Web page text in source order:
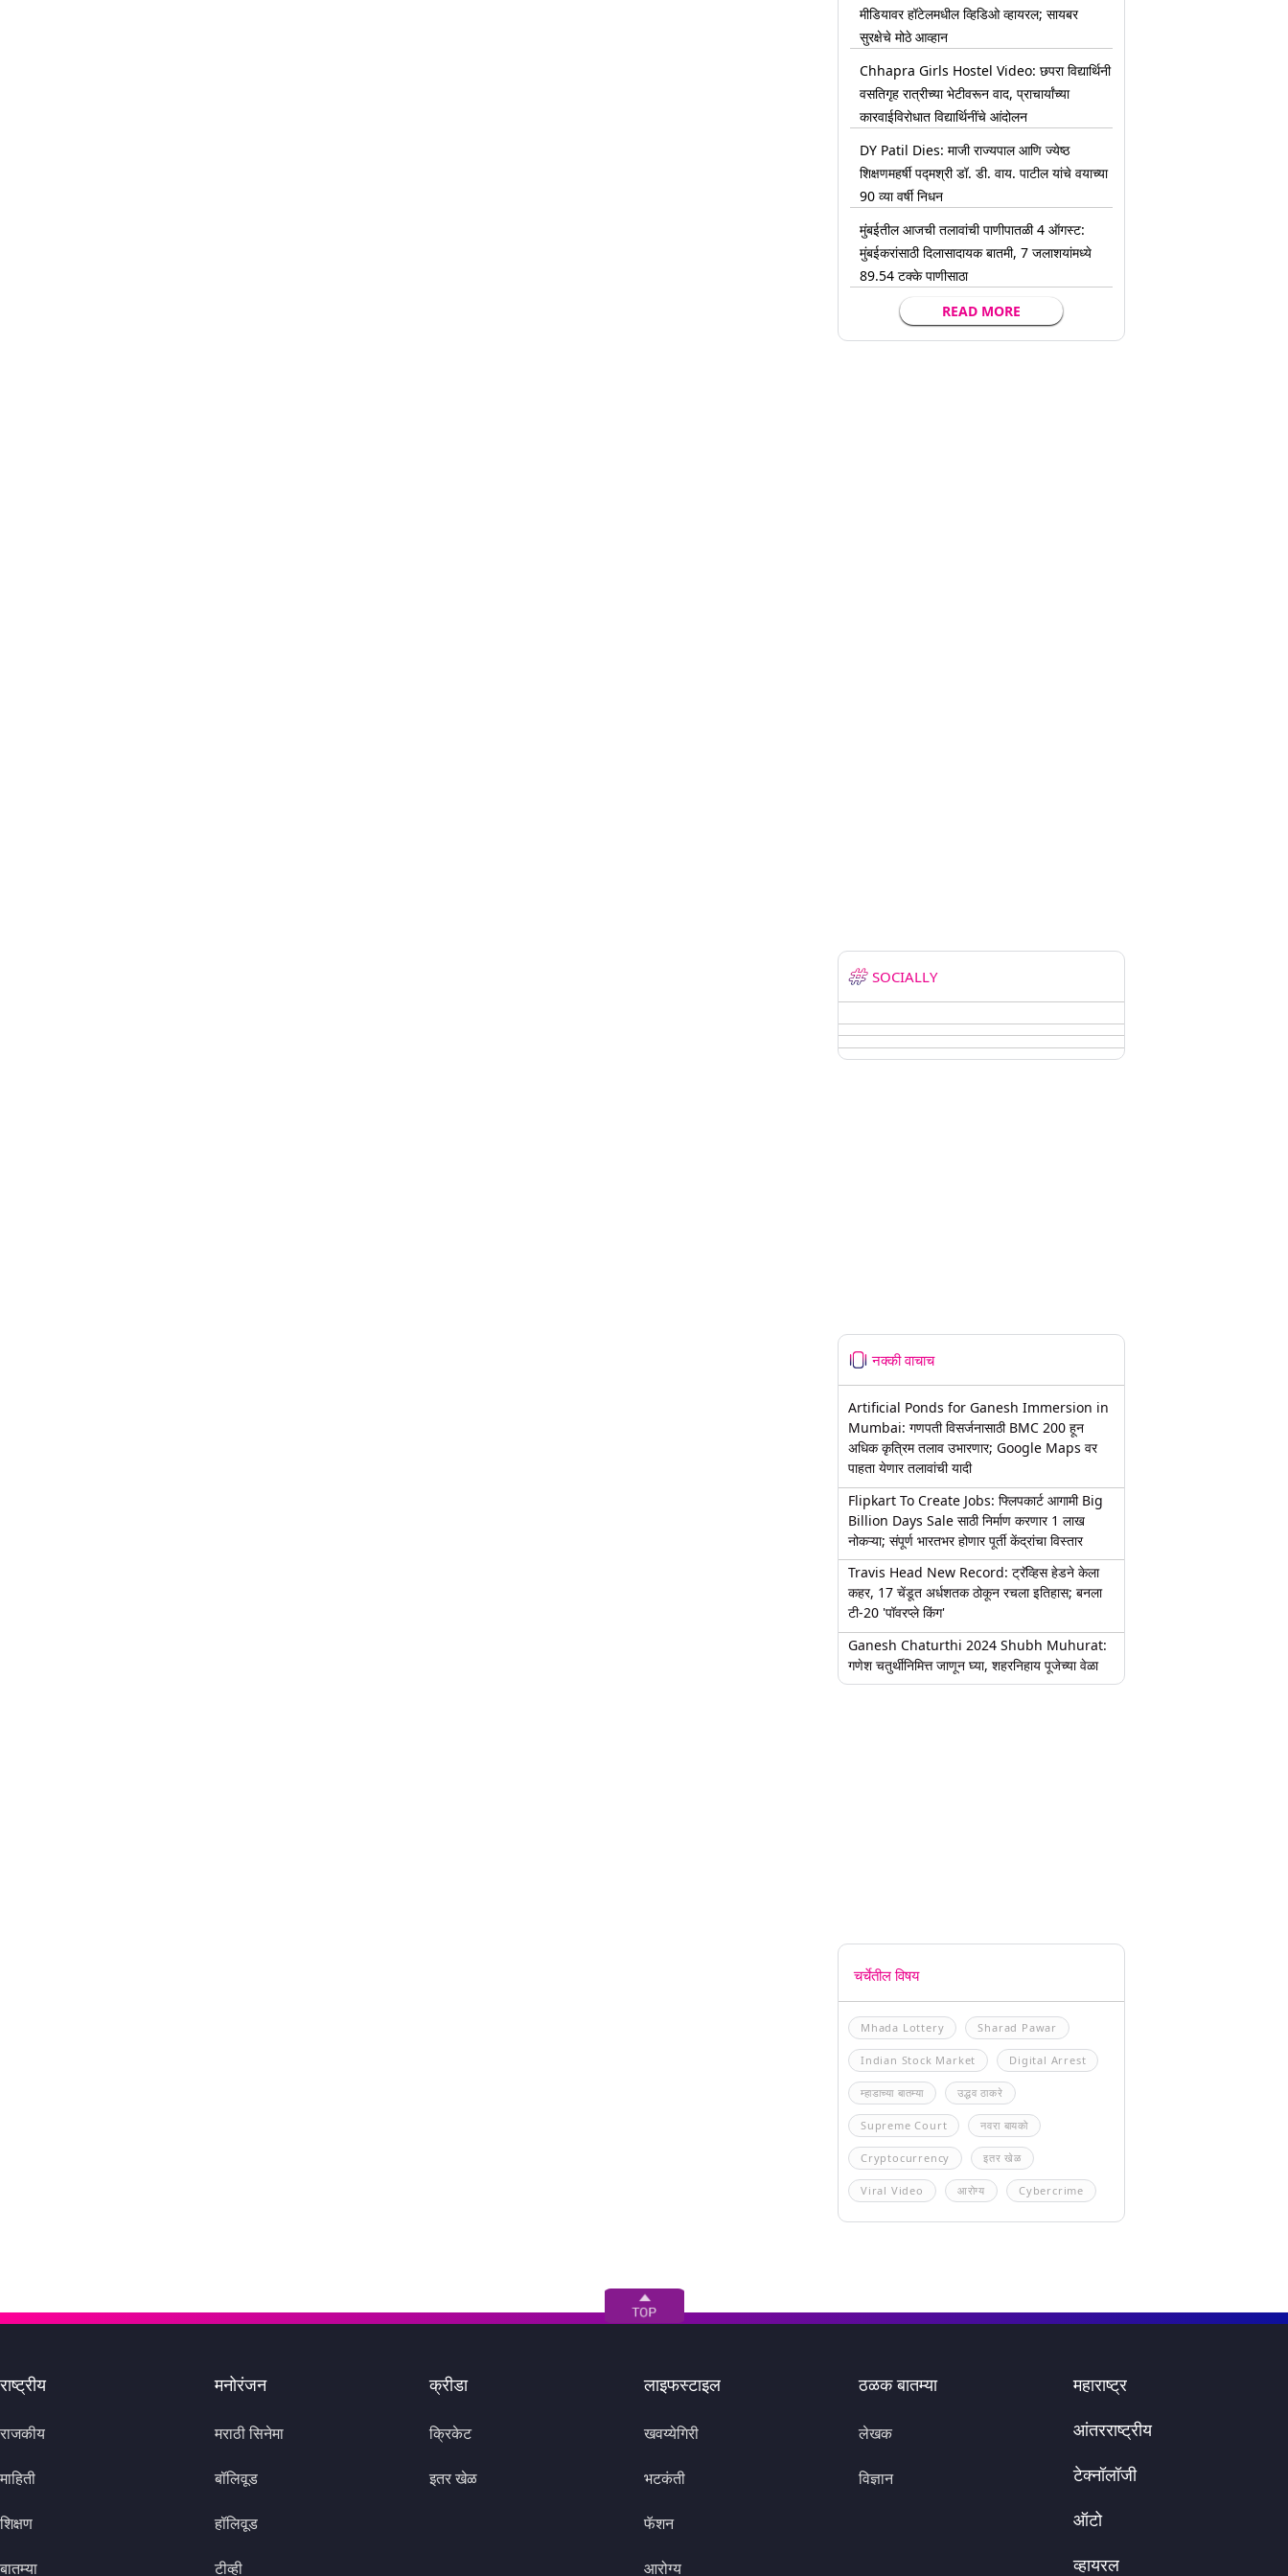
मीडियावर हॉटेलमधील व्हिडिओ व्हायरल; सायबर
सुरक्षेचे मोठे आव्हान
Chhapra Girls Hostel Video: छपरा विद्यार्थिनी
वसतिगृह रात्रीच्या भेटीवरून वाद, प्राचार्यांच्या
कारवाईविरोधात विद्यार्थिनींचे आंदोलन
DY Patil Dies: माजी राज्यपाल आणि ज्येष्ठ
शिक्षणमहर्षी पद्मश्री डॉ. डी. वाय. पाटील यांचे वयाच्या
90 व्या वर्षी निधन
मुंबईतील आजची तलावांची पाणीपातळी 4 ऑगस्ट:
मुंबईकरांसाठी दिलासादायक बातमी, 7 जलाशयांमध्ये
89.54 टक्के पाणीसाठा
READ MORE
SOCIALLY
नक्की वाचाच
Artificial Ponds for Ganesh Immersion in
Mumbai: गणपती विसर्जनासाठी BMC 200 हून
अधिक कृत्रिम तलाव उभारणार; Google Maps वर
पाहता येणार तलावांची यादी
Flipkart To Create Jobs: फ्लिपकार्ट आगामी Big
Billion Days Sale साठी निर्माण करणार 1 लाख
नोकऱ्या; संपूर्ण भारतभर होणार पूर्ती केंद्रांचा विस्तार
Travis Head New Record: ट्रॅव्हिस हेडने केला
कहर, 17 चेंडूत अर्धशतक ठोकून रचला इतिहास; बनला
टी-20 'पॉवरप्ले किंग'
Ganesh Chaturthi 2024 Shubh Muhurat:
गणेश चतुर्थीनिमित्त जाणून घ्या, शहरनिहाय पूजेच्या वेळा
चर्चेतील विषय
Mhada Lottery Sharad Pawar
Indian Stock Market Digital Arrest
म्हाडाच्या बातम्या उद्धव ठाकरे
Supreme Court नवरा बायको
Cryptocurrency इतर खेळ
Viral Video आरोग्य Cybercrime
राष्ट्रीय
राजकीय
माहिती
शिक्षण
बातम्या
मनोरंजन
मराठी सिनेमा
बॉलिवूड
हॉलिवूड
टीव्ही
क्रीडा
क्रिकेट
इतर खेळ
लाइफस्टाइल
खवय्येगिरी
भटकंती
फॅशन
आरोग्य
ठळक बातम्या
लेखक
विज्ञान
महाराष्ट्र
आंतरराष्ट्रीय
टेक्नॉलॉजी
ऑटो
व्हायरल